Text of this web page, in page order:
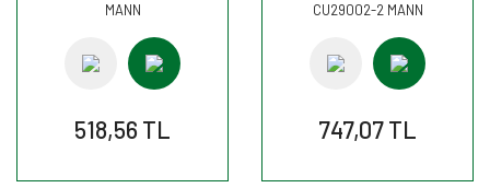
MANN
518,56 TL
CU29002-2 MANN
747,07 TL